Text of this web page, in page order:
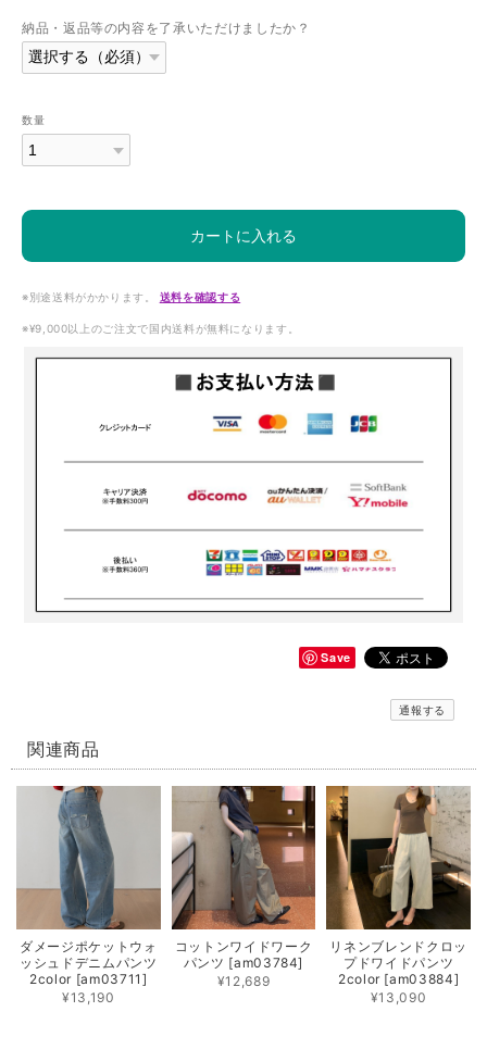
納品・返品等の内容を了承いただけましたか？
数量
カートに入れる
※別途送料がかかります。 送料を確認する
※¥9,000以上のご注文で国内送料が無料になります。
Save
通報する
関連商品
ダメージポケットウォ
ッシュドデニムパンツ
2color [am03711]
¥13,190
コットンワイドワーク
パンツ [am03784]
¥12,689
リネンブレンドクロッ
プドワイドパンツ
2color [am03884]
¥13,090